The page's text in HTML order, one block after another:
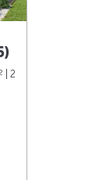
2
| 2